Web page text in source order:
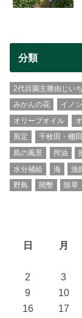
分類
2代目園主勝由じい
みかんの花
イノ
オリーブオイル
剪定
千枚田・棚田
島の風景
搾油
水分補給
海 漁
野鳥
開墾 除草
日
月
2
3
9
10
16
17